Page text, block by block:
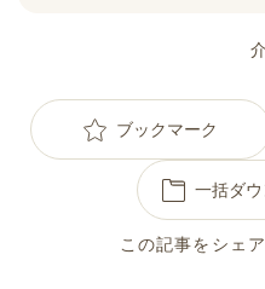
ブックマーク
一括ダ
この記事をシェア